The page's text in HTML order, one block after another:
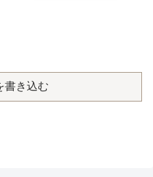
書き込む